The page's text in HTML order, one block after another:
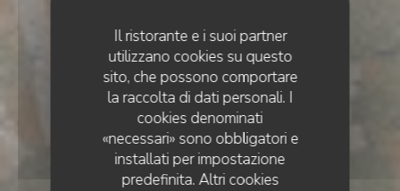
Il ristorante e i suoi partner
utilizzano cookies su questo
sito, che possono comportare
la raccolta di dati personali. I
cookies denominati
«necessari» sono obbligatori e
installati per impostazione
predefinita. Altri cookies